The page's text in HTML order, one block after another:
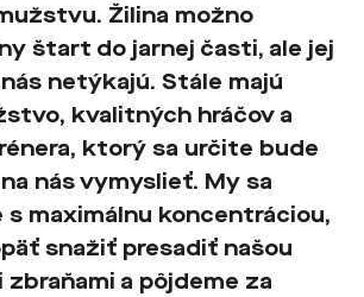
Žilina možno
štart do jarnej časti, ale jej
netýkajú. Stále majú
kvalitných hráčov a
ktorý sa určite bude
nás vymyslieť. My sa
s maximálnu koncentráciou,
snažiť presadiť našou
zbraňami a pôjdeme za